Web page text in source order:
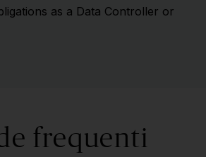
as a Data Controller or
frequenti